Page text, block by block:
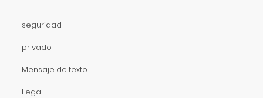
seguridad
privado
Mensaje de texto
Legal